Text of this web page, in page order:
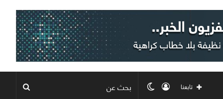
الوضع تسجيل تابعنا